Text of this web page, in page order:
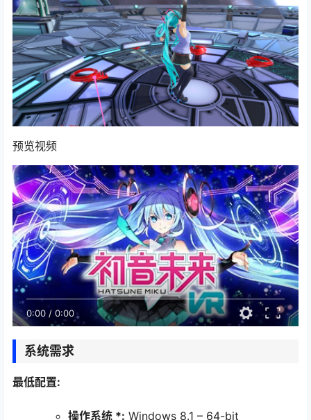
预览视频
0:00 /0:00
系统需求
最低配置:
操作系统 *: Windows 8.1 – 64-bit